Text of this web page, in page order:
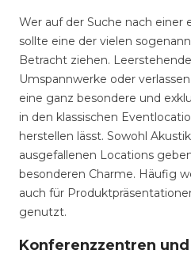
Wer auf der Suche nach einer
sollte eine der vielen
Betracht ziehen.
Umspannwerke oder
eine ganz besondere und
in den klassischen
herstellen lässt. Sowohl
ausgefallenen Locations
besonderen Charme. Häufig
auch für
genutzt.
Konferenzzentren